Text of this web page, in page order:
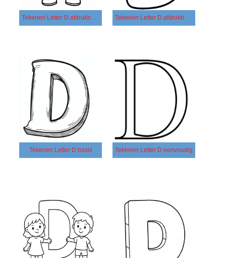
Tekenen Letter D afdrukbaar voor kinderen Tekenen Letter D afdrukbaar
Tekenen Letter D basis Tekenen Letter D eenvoudig